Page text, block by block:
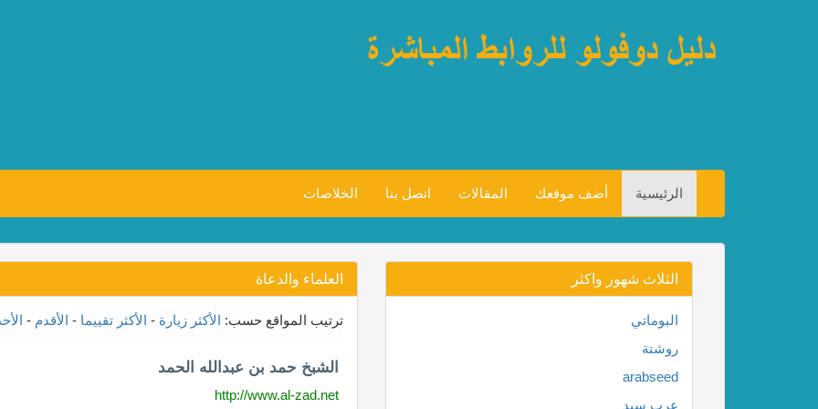
الرئيسية أضف موقعك المقالات اتصل بنا الخلاصات
العلماء والدعاة
ترتيب المواقع حسب: الأكثر زيارة - الأكثر تقييما - الأقدم -
الشبخ حمد بن عبدالله الحمد
http://www.al-zad.net
الثلاث شهور واكثر
البوماتي
روشتة
arabseed
عرب سيد